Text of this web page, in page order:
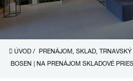
ÚVOD / PRENÁJOM, SKLAD,
BOSEN | NA PRENÁJOM SKLADOVÉ